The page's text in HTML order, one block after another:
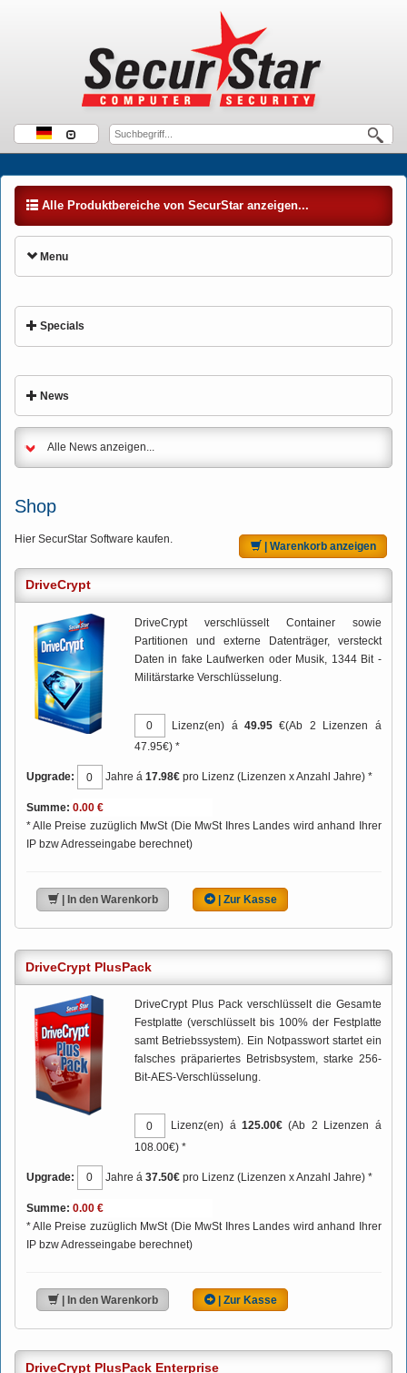
Alle Produktbereiche von SecurStar anzeigen...
Menu
Specials
News
Alle News anzeigen...
Shop
Hier SecurStar Software kaufen.
| Warenkorb anzeigen
DriveCrypt
DriveCrypt verschlüsselt Container sowie
Partitionen und externe Datenträger, versteckt
Daten in fake Laufwerken oder Musik, 1344 Bit -
Militärstarke Verschlüsselung.
Lizenz(en) á49.95 €(Ab 2 Lizenzen á
47.95€) *
Upgrade: Jahre á17.98€ pro Lizenz (Lizenzen x Anzahl Jahre) *
Summe:
* Alle Preise zuzüglich MwSt (Die MwSt Ihres Landes wird anhand Ihrer
IP bzw Adresseingabe berechnet)
| In den Warenkorb | Zur Kasse
DriveCrypt PlusPack
DriveCrypt Plus Pack verschlüsselt die Gesamte
Festplatte (verschlüsselt bis 100% der Festplatte
samt Betriebssystem). Ein Notpasswort startet ein
falsches präpariertes Betrisbsystem, starke 256-
Bit-AES-Verschlüsselung.
Lizenz(en) á125.00€ (Ab 2 Lizenzen á
108.00€) *
Upgrade: Jahre á37.50€ pro Lizenz (Lizenzen x Anzahl Jahre) *
Summe:
* Alle Preise zuzüglich MwSt (Die MwSt Ihres Landes wird anhand Ihrer
IP bzw Adresseingabe berechnet)
| In den Warenkorb | Zur Kasse
DriveCrypt PlusPack Enterprise